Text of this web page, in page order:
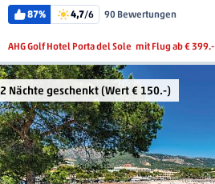
87% 4,7/6 90 Bewertungen
AHG Golf Hotel Porta del Sole mit Flug ab € 399.-
2 Nächte geschenkt (Wert € 150.-)